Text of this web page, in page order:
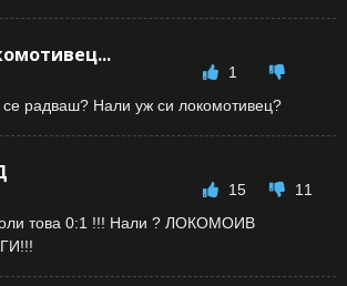
1
радваш? Нали уж си локомотивец?
15
11
това 0:1 !!! Нали ? ЛОКОМОИВ